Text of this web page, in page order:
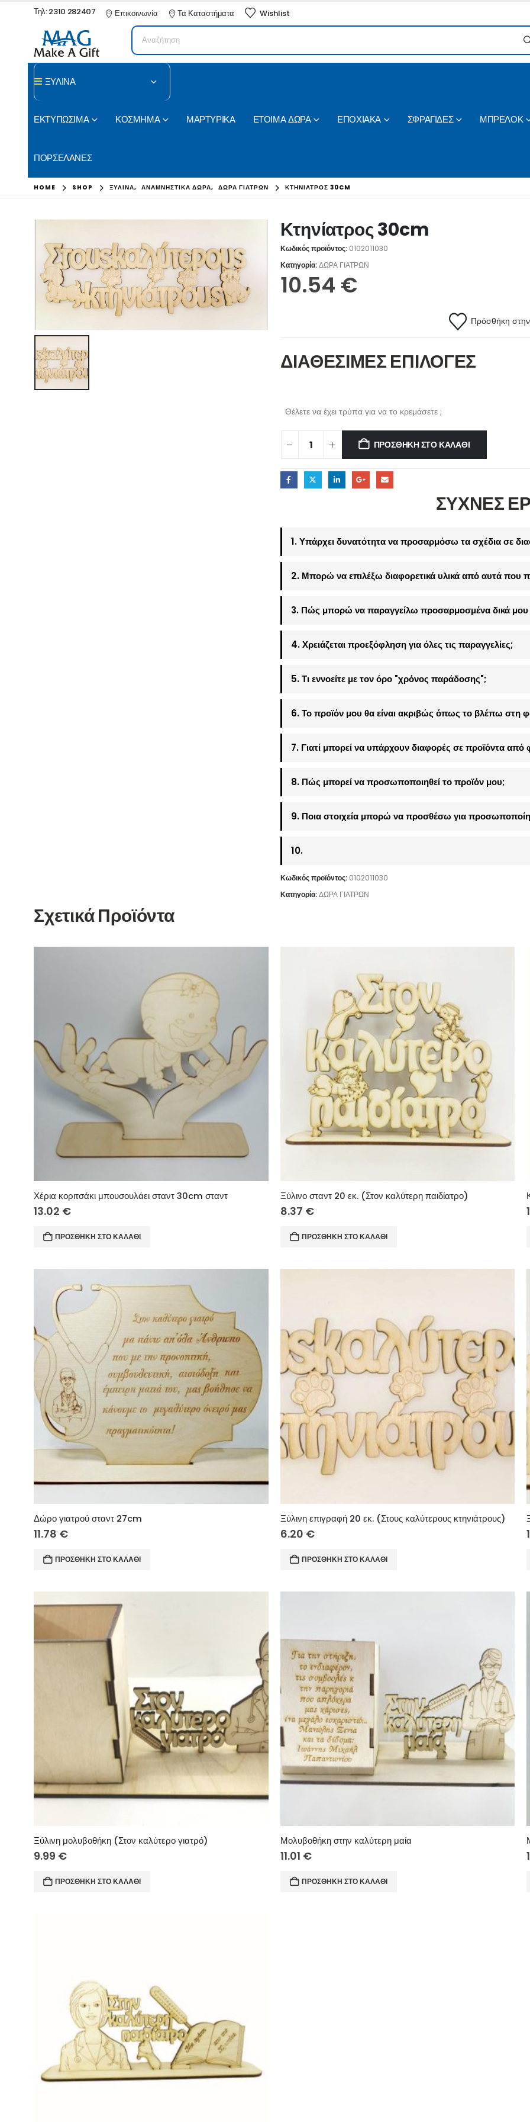
Τηλ: 2310 282407 Επικοινωνία Τα Καταστήματα Wishlist
ΞΥΛΙΝΑ
ΕΚΤΥΠΩΣΙΜΑ ΚΟΣΜΗΜΑ ΜΑΡΤΥΡΙΚΑ ΕΤΟΙΜΑ ΔΩΡΑ ΕΠΟΧΙΑΚΑ ΣΦΡΑΓΙΔΕΣ ΜΠΡΕΛΟΚ
ΠΟΡΣΕΛΑΝΕΣ
HOME SHOP ΞΥΛΙΝΑ, ΑΝΑΜΝΗΣΤΙΚΑ ΔΩΡΑ, ΔΩΡΑ ΓΙΑΤΡΩΝ ΚΤΗΝΊΑΤΡΟΣ 30CM
Κτηνίατρος 30cm
Κωδικός προϊόντος: 0102011030
Κατηγορία:ΔΩΡΑ ΓΙΑΤΡΩΝ
10.54 €
Πρόσθήκη στην
ΔΙΑΘΕΣΙΜΕΣ ΕΠΙΛΟΓΕΣ
Θέλετε να έχει τρύπα για να το κρεμάσετε ;
ΠΡΟΣΘΉΚΗ ΣΤΟ ΚΑΛΆΘΙ
ΣΥΧΝΕΣ
1. Υπάρχει δυνατότητα να προσαρμόσω τα σχέδια σε
2. Μπορώ να επιλέξω διαφορετικά υλικά από αυτά που
3. Πώς μπορώ να παραγγείλω προσαρμοσμένα δικά μου
4. Χρειάζεται προεξόφληση για όλες τις παραγγελίες;
5. Τι εννοείτε με τον όρο "χρόνος παράδοσης";
6. Το προϊόν μου θα είναι ακριβώς όπως το βλέπω στη
7. Γιατί μπορεί να υπάρχουν διαφορές σε προϊόντα από
8. Πώς μπορεί να προσωποποιηθεί το προϊόν μου;
9. Ποια στοιχεία μπορώ να προσθέσω για
10.
Κωδικός προϊόντος: 0102011030
Κατηγορία:ΔΩΡΑ ΓΙΑΤΡΩΝ
Σχετικά Προϊόντα
Χέρια κοριτσάκι μπουσουλάει σταντ 30cm σταντ
13.02 €
ΠΡΟΣΘΉΚΗ ΣΤΟ ΚΑΛΆΘΙ
Ξύλινο σταντ 20 εκ. (Στον καλύτερη παιδίατρο)
8.37 €
ΠΡΟΣΘΉΚΗ ΣΤΟ ΚΑΛΆΘΙ
Δώρο γιατρού σταντ 27cm
11.78 €
ΠΡΟΣΘΉΚΗ ΣΤΟ ΚΑΛΆΘΙ
Ξύλινη επιγραφή 20 εκ. (Στους καλύτερους κτηνιάτρους)
6.20 €
ΠΡΟΣΘΉΚΗ ΣΤΟ ΚΑΛΆΘΙ
Ξύλινη μολυβοθήκη (Στον καλύτερο γιατρό)
9.99 €
ΠΡΟΣΘΉΚΗ ΣΤΟ ΚΑΛΆΘΙ
Μολυβοθήκη στην καλύτερη μαία
11.01 €
ΠΡΟΣΘΉΚΗ ΣΤΟ ΚΑΛΆΘΙ